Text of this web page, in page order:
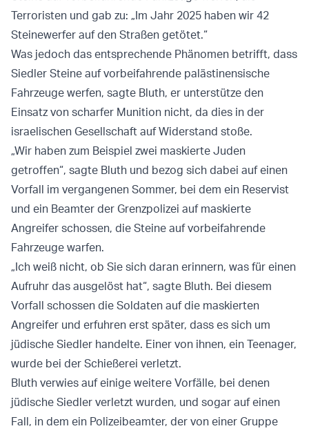
Terroristen und gab zu: „Im Jahr 2025 haben wir 42
Steinewerfer auf den Straßen getötet.“
Was jedoch das entsprechende Phänomen betrifft, dass
Siedler Steine auf vorbeifahrende palästinensische
Fahrzeuge werfen, sagte Bluth, er unterstütze den
Einsatz von scharfer Munition nicht, da dies in der
israelischen Gesellschaft auf Widerstand stoße.
„Wir haben zum Beispiel zwei maskierte Juden
getroffen“, sagte Bluth und bezog sich dabei auf einen
Vorfall im vergangenen Sommer, bei dem ein Reservist
und ein Beamter der Grenzpolizei auf maskierte
Angreifer schossen, die Steine auf vorbeifahrende
Fahrzeuge warfen.
„Ich weiß nicht, ob Sie sich daran erinnern, was für einen
Aufruhr das ausgelöst hat“, sagte Bluth. Bei diesem
Vorfall schossen die Soldaten auf die maskierten
Angreifer und erfuhren erst später, dass es sich um
jüdische Siedler handelte. Einer von ihnen, ein Teenager,
wurde bei der Schießerei verletzt.
Bluth verwies auf einige weitere Vorfälle, bei denen
jüdische Siedler verletzt wurden, und sogar auf einen
Fall, in dem ein Polizeibeamter, der von einer Gruppe